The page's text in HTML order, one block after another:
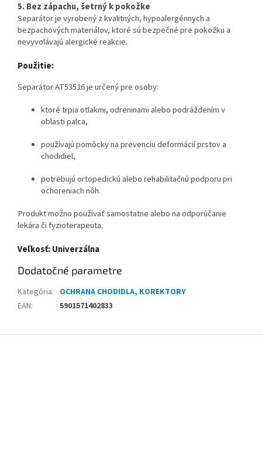
5. Bez zápachu, šetrný k pokožke
Separátor je vyrobený z kvalitných, hypoalergénnych a
bezpachových materiálov, ktoré sú bezpečné pre pokožku a
nevyvolávajú alergické reakcie.
Použitie:
Separátor AT53516 je určený pre osoby:
ktoré trpia otlakmi, odreninami alebo podráždením v
oblasti palca,
používajú pomôcky na prevenciu deformácií prstov a
chodidiel,
potrebujú ortopedickú alebo rehabilitačnú podporu pri
ochoreniach nôh.
Produkt možno používať samostatne alebo na odporúčanie
lekára či fyzioterapeuta.
Veľkosť:Univerzálna
Dodatočné parametre
Kategória: OCHRANA CHODIDLA, KOREKTORY
EAN: 5901571402833